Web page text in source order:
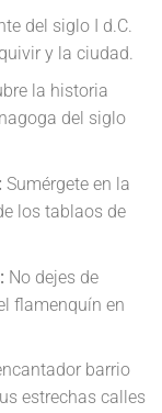
del siglo I d.C.
y la ciudad.
la historia
del siglo
Sumérgete en la
los tablaos de
No dejes de
flamenquín en
barrio
estrechas calles